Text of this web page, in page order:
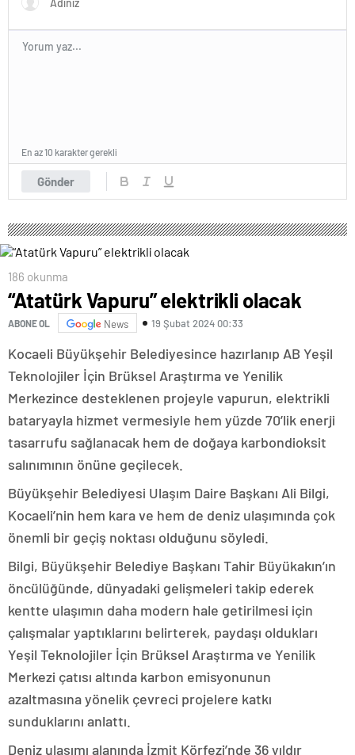
Gönder
En az 10 karakter gerekli
186 okunma
“Atatürk Vapuru” elektrikli olacak
ABONE OL News 19 Şubat 2024 00:33
Kocaeli Büyükşehir Belediyesince hazırlanıp AB Yeşil
Teknolojiler İçin Brüksel Araştırma ve Yenilik
Merkezince desteklenen projeyle vapurun, elektrikli
bataryayla hizmet vermesiyle hem yüzde 70’lik enerji
tasarrufu sağlanacak hem de doğaya karbondioksit
salınımının önüne geçilecek.
Büyükşehir Belediyesi Ulaşım Daire Başkanı Ali Bilgi,
Kocaeli’nin hem kara ve hem de deniz ulaşımında çok
önemli bir geçiş noktası olduğunu söyledi.
Bilgi, Büyükşehir Belediye Başkanı Tahir Büyükakın’ın
öncülüğünde, dünyadaki gelişmeleri takip ederek
kentte ulaşımın daha modern hale getirilmesi için
çalışmalar yaptıklarını belirterek, paydaşı oldukları
Yeşil Teknolojiler İçin Brüksel Araştırma ve Yenilik
Merkezi çatısı altında karbon emisyonunun
azaltmasına yönelik çevreci projelere katkı
sunduklarını anlattı.
Deniz ulaşımı alanında İzmit Körfezi’nde 36 yıldır